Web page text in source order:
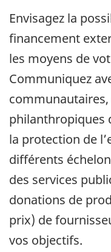
Envisagez la
financement
les moyens de
Communiquez
communautaires,
philanthropiques
la protection de
différents
des services
donations de
prix) de
vos objectifs.